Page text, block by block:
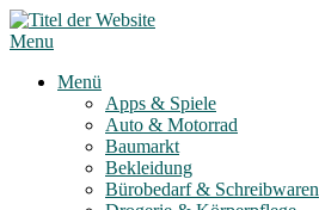
Skip
to
Menu
Menü
Apps & Spiele
Auto & Motorrad
Baumarkt
Bekleidung
Bürobedarf & Schreibwaren